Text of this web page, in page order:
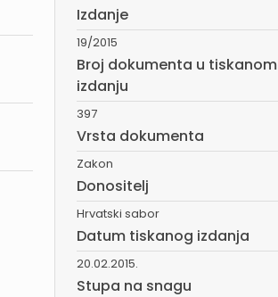
Izdanje
19/2015
Broj dokumenta u tiskanom
izdanju
397
Vrsta dokumenta
Zakon
Donositelj
Hrvatski sabor
Datum tiskanog izdanja
20.02.2015.
Stupa na snagu